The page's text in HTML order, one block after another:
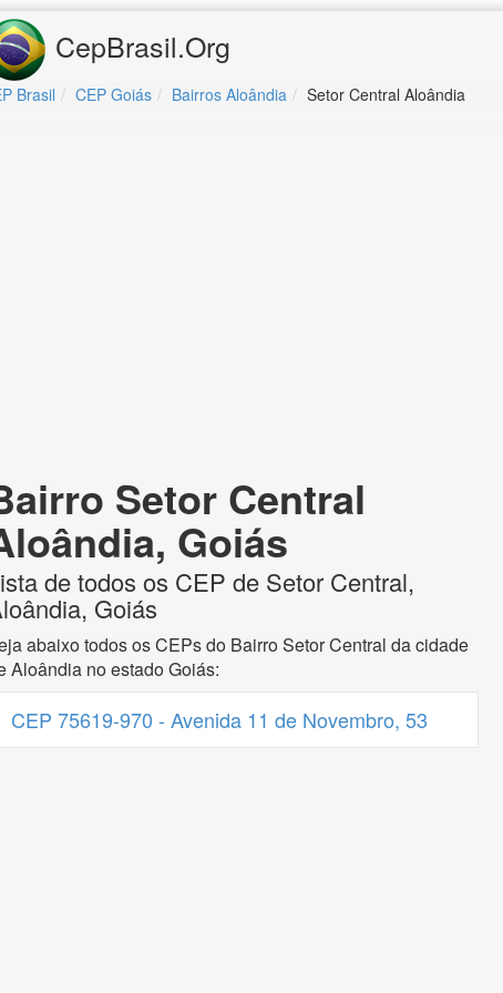
CepBrasil.Org
Brasil CEP Goiás Bairros Aloândia Setor Central Aloândia
Setor Central
Goiás
de todos os CEP de Setor Central,
Goiás
abaixo todos os CEPs do Bairro Setor Central da cidade
Aloândia no estado Goiás:
CEP 75619-970 - Avenida 11 de Novembro, 53